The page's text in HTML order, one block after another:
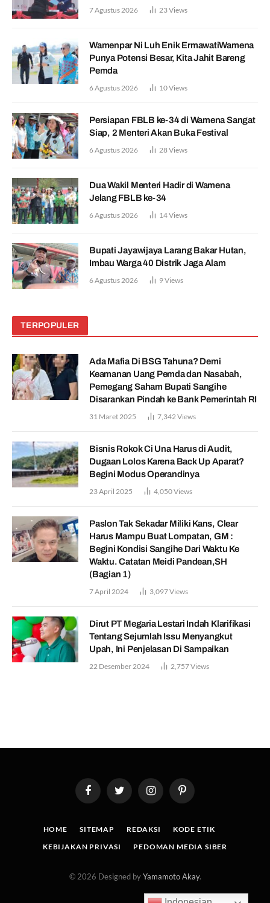
7 Agustus 2026 23Views
Wamenpar Ni Luh Enik ErmawatiWamena
Punya Potensi Besar, Kita Jahit Bareng
Pemda
6 Agustus 2026 10Views
Persiapan FBLB ke-34 di Wamena Sangat
Siap, 2 Menteri Akan Buka Festival
6 Agustus 2026 28Views
Dua Wakil Menteri Hadir di Wamena
Jelang FBLB ke-34
6 Agustus 2026 14Views
Bupati Jayawijaya Larang Bakar Hutan,
Imbau Warga 40 Distrik Jaga Alam
6 Agustus 2026 9Views
TERPOPULER
Ada Mafia Di BSG Tahuna? Demi
Keamanan Uang Pemda dan Nasabah,
Pemegang Saham Bupati Sangihe
Disarankan Pindah ke Bank Pemerintah RI
31 Maret 2025 7,342Views
Bisnis Rokok Ci Una Harus di Audit,
Dugaan Lolos Karena Back Up Aparat?
Begini Modus Operandinya
23 April 2025 4,050Views
Paslon Tak Sekadar Miliki Kans, Clear
Harus Mampu Buat Lompatan, GM :
Begini Kondisi Sangihe Dari Waktu Ke
Waktu. Catatan Meidi Pandean,SH
(Bagian 1)
7 April 2024 3,097Views
Dirut PT Megaria Lestari Indah Klarifikasi
Tentang Sejumlah Issu Menyangkut
Upah, Ini Penjelasan Di Sampaikan
22 Desember 2024 2,757Views
FacebookTwitter InstagramPinterest
HOME SITEMAP REDAKSI
KODE ETIK
KEBIJAKAN PRIVASI
PEDOMAN MEDIA SIBER
© 2026 Designed byYamamoto Akay.